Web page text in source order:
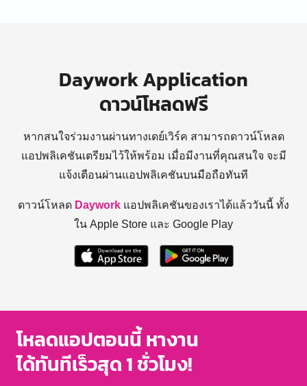
Daywork Application
ดาวน์โหลดฟรี
หากสนใจร่วมงานผ่านทางเดย์เวิร์ค สามารถดาวน์โหลด
แอปพลิเคชันเตรียมไว้ให้พร้อม เมื่อมีงานที่คุณสนใจ จะมี
แจ้งเตือนผ่านแอปพลิเคชันบนมือถือทันที
ดาวน์โหลด Daywork แอปพลิเคชันของเราได้แล้ววันนี้ ทั้ง
ใน Apple Store และ Google Play
โหลดแอปตอนนี้ หางาน
ได้ทันทีเร็วสุด 1 ชั่วโมง!